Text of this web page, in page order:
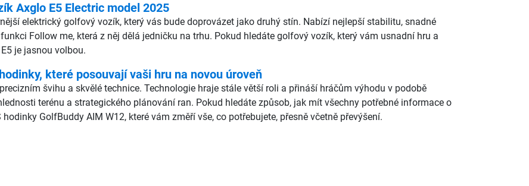
Axglo E5 Electric model 2025
elektrický golfový vozík, který vás bude doprovázet jako druhý stín. Nabízí nejlepší stabilitu, snadné
Follow me, která z něj dělá jedničku na trhu. Pokud hledáte golfový vozík, který vám usnadní hru a
je jasnou volbou.
které posouvají vaši hru na novou úroveň
švihu a skvělé technice. Technologie hraje stále větší roli a přináší hráčům výhodu v podobě
terénu a strategického plánování ran. Pokud hledáte způsob, jak mít všechny potřebné informace o
GolfBuddy AIM W12, které vám změří vše, co potřebujete, přesně včetně převýšení.